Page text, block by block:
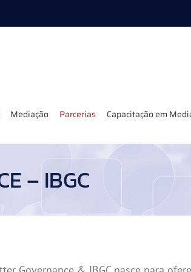
Mediação Parcerias Capacitação em
– IBGC